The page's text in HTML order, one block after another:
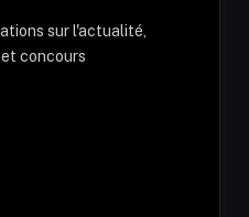
sur l'actualité,
concours